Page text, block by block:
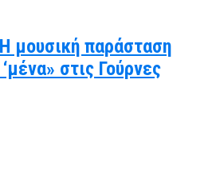
μουσική παράσταση
στις Γούρνες